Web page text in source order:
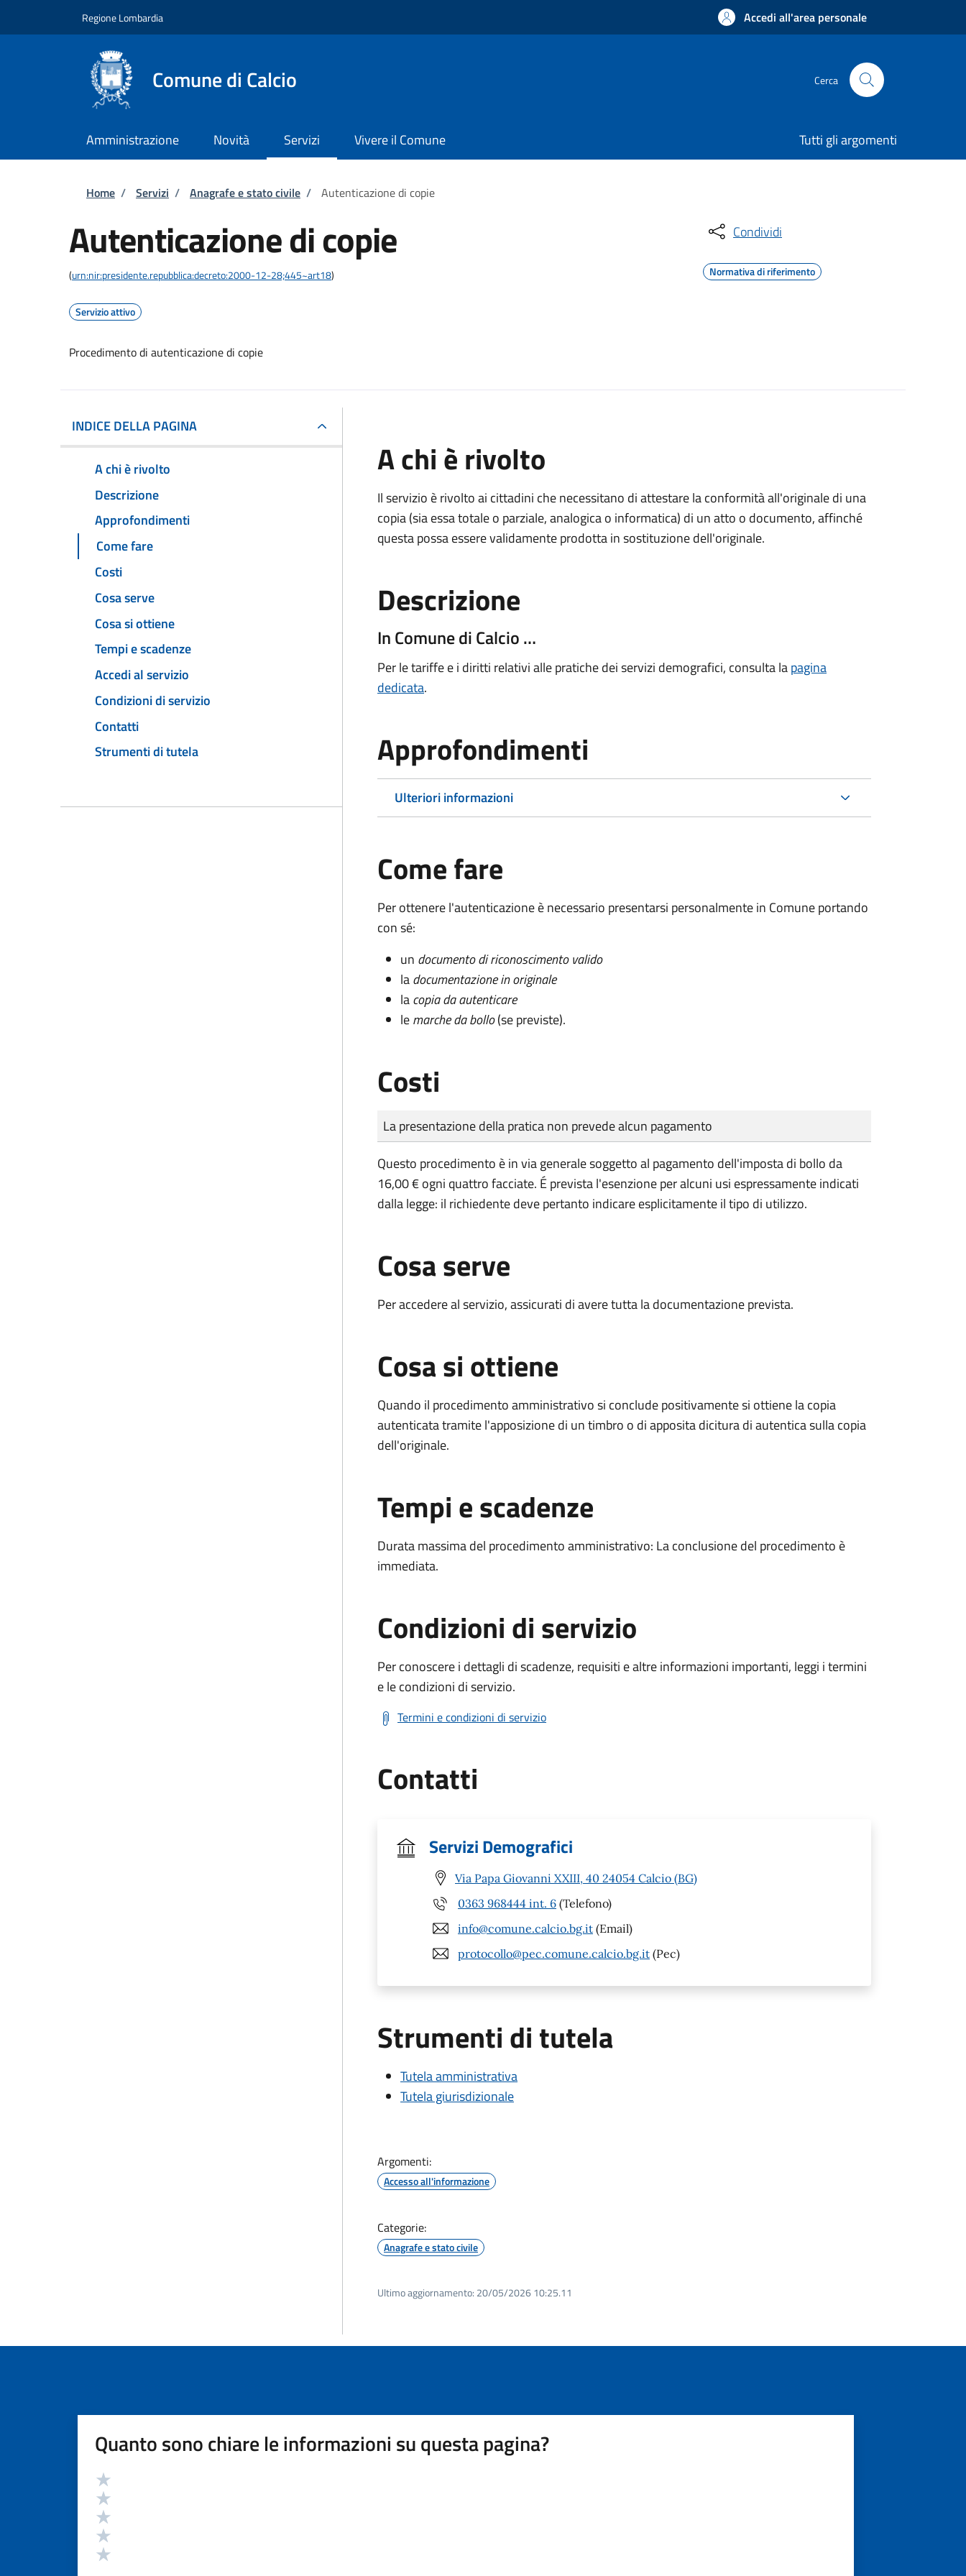
Regione Lombardia Accedi all'area personale
Comune di Calcio Cerca
Amministrazione Novità Servizi Vivere il Comune Tutti gli argomenti
Briciole di pane
Home / Servizi / Anagrafe e stato civile / Autenticazione di copie
Autenticazione di copie
(urn:nir:presidente.repubblica:decreto:2000-12-28;445~art18)
Servizio attivo
Procedimento di autenticazione di copie
Condividi
Normativa di riferimento
INDICE DELLA PAGINA
A chi è rivolto
Descrizione
Approfondimenti
Come fare
Costi
Cosa serve
Cosa si ottiene
Tempi e scadenze
Accedi al servizio
Condizioni di servizio
Contatti
Strumenti di tutela
A chi è rivolto
Il servizio è rivolto ai cittadini che necessitano di attestare la conformità all'originale di una
copia (sia essa totale o parziale, analogica o informatica) di un atto o documento, affinché
questa possa essere validamente prodotta in sostituzione dell'originale.
Descrizione
In Comune di Calcio …
Per le tariffe e i diritti relativi alle pratiche dei servizi demografici, consulta lapagina
dedicata.
Approfondimenti
Ulteriori informazioni
Come fare
Per ottenere l'autenticazione è necessario presentarsi personalmente in Comune portando
con sé:
un documento di riconoscimento valido
ladocumentazione in originale
lacopia da autenticare
lemarche da bollo(se previste).
Costi
Tipo di pagamento
Importo
La presentazione della pratica non prevede alcun pagamento
Questo procedimento è in via generale soggetto al pagamento dell'imposta di bollo da
16,00 € ogni quattro facciate. É prevista l'esenzione per alcuni usi espressamente indicati
dalla legge: il richiedente deve pertanto indicare esplicitamente il tipo di utilizzo.
Cosa serve
Per accedere al servizio, assicurati di avere tutta la documentazione prevista.
Cosa si ottiene
Quando il procedimento amministrativo si conclude positivamente si ottiene la copia
autenticata tramite l'apposizione di un timbro o di apposita dicitura di autentica sulla copia
dell'originale.
Tempi e scadenze
Durata massima del procedimento amministrativo: La conclusione del procedimento è
immediata.
Condizioni di servizio
Per conoscere i dettagli di scadenze, requisiti e altre informazioni importanti, leggi i termini
e le condizioni di servizio.
Termini e condizioni di servizio
Contatti
Servizi Demografici
Via Papa Giovanni XXIII, 40 24054 Calcio (BG)
0363 968444 int. 6 (Telefono)
info@comune.calcio.bg.it (Email)
protocollo@pec.comune.calcio.bg.it (Pec)
Strumenti di tutela
Tutela amministrativa
Tutela giurisdizionale
Argomenti:
Accesso all'informazione
Categorie:
Anagrafe e stato civile
Ultimo aggiornamento: 20/05/2026 10:25.11
Quanto sono chiare le informazioni su questa pagina?
Valutazione